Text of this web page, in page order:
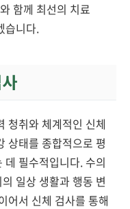
함께 최선의 치료
습니다.
청취와 체계적인 신체
상태를 종합적으로 평
필수적입니다. 수의
일상 생활과 행동 변
어서 신체 검사를 통해